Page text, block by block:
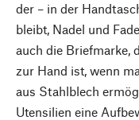
der – in der
bleibt, Nadel und
auch die Briefmarke,
zur Hand ist, wenn
aus Stahlblech
Utensilien eine